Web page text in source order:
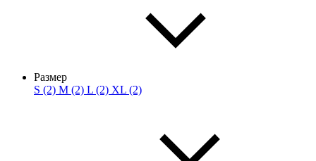
Размер
S (2) M (2) L (2) XL (2)